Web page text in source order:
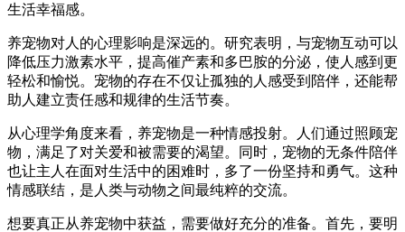
生活幸福感。
养宠物对人的心理影响是深远的。研究表明，与宠物互动可以
降低压力激素水平，提高催产素和多巴胺的分泌，使人感到更
轻松和愉悦。宠物的存在不仅让孤独的人感受到陪伴，还能帮
助人建立责任感和规律的生活节奏。
从心理学角度来看，养宠物是一种情感投射。人们通过照顾宠
物，满足了对关爱和被需要的渴望。同时，宠物的无条件陪伴
也让主人在面对生活中的困难时，多了一份坚持和勇气。这种
情感联结，是人类与动物之间最纯粹的交流。
想要真正从养宠物中获益，需要做好充分的准备。首先，要明